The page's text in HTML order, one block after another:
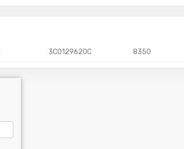
3C0129620C 8350